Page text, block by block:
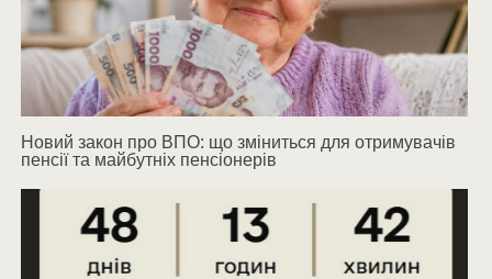
Новий закон про ВПО: що зміниться для отримувачів
пенсії та майбутніх пенсіонерів